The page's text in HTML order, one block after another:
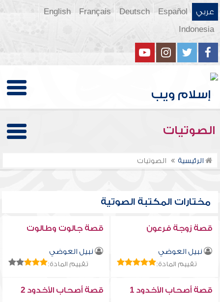
عربي Español
Deutsch
Français
English
Indonesia
الصوتيات
الرئيسية الصوتيات
مختارات المكتبة الصوتية
قصة زوجة فرعون
نبيل العوضي
تقييم المادة:
قصة جالوت وطالوت
نبيل العوضي
تقييم المادة:
قصة أصحاب الأخدود 1 قصة أصحاب الأخدود 2